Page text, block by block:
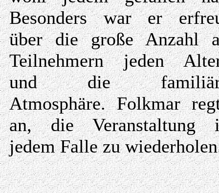
Besonders war er
über die große Anzahl
Teilnehmern jeden
und die
Atmosphäre. Folkmar
an, die Veranstaltung
jedem Falle zu